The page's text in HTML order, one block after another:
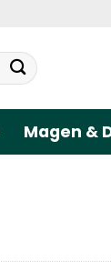
Magen &